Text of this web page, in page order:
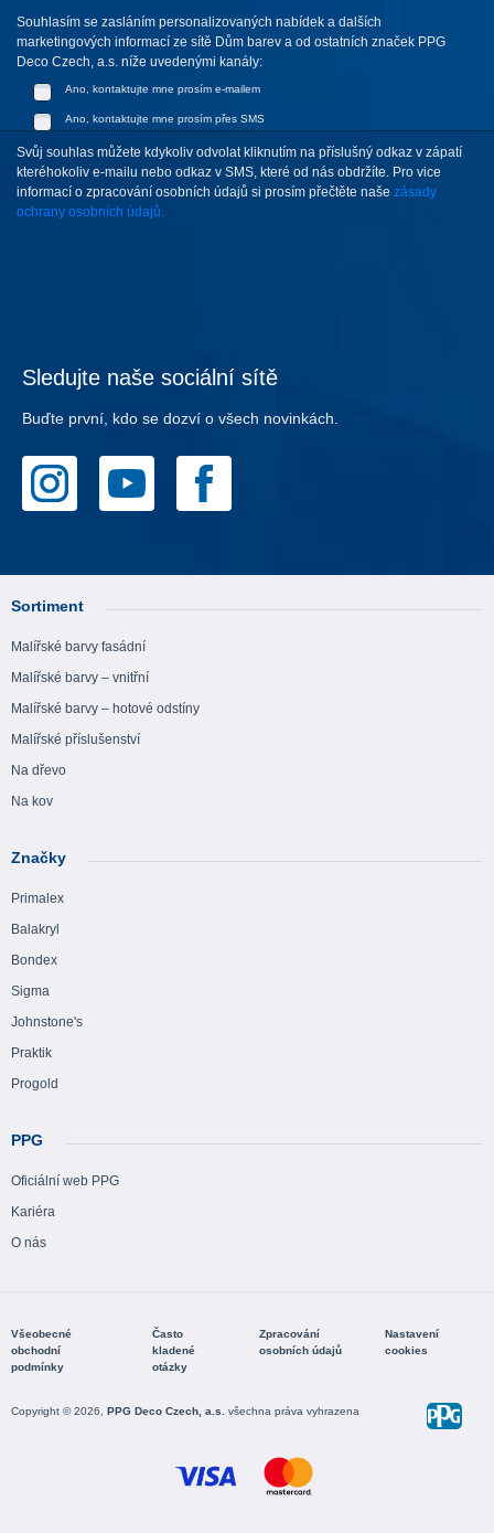
Souhlasím se zasláním personalizovaných nabídek a dalších
marketingových informací ze sítě Dům barev a od ostatních značek PPG
Deco Czech, a.s. níže uvedenými kanály:
Ano, kontaktujte mne prosím e-mailem
Ano, kontaktujte mne prosím přes SMS
Svůj souhlas můžete kdykoliv odvolat kliknutím na příslušný odkaz v zápatí
kteréhokoliv e-mailu nebo odkaz v SMS, které od nás obdržíte. Pro vice
informací o zpracování osobních údajů si prosím přečtěte naše zásady
ochrany osobních údajů.
Sledujte naše sociální sítě
Buďte první, kdo se dozví o všech novinkách.
Sortiment
Malířské barvy fasádní
Malířské barvy – vnitřní
Malířské barvy – hotové odstíny
Malířské příslušenství
Na dřevo
Na kov
Značky
Primalex
Balakryl
Bondex
Sigma
Johnstone's
Praktik
Progold
PPG
Oficiální web PPG
Kariéra
O nás
Všeobecné
obchodní
podmínky
Často
kladené
otázky
Zpracování
osobních údajů
Nastavení
cookies
Copyright © 2026, PPG Deco Czech, a.s. všechna práva vyhrazena